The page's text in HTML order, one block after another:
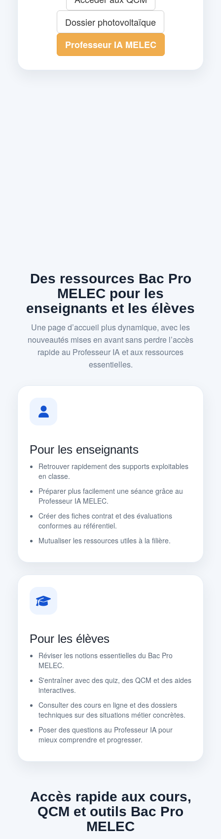
Dossier photovoltaïque
Professeur IA MELEC
Des ressources Bac Pro
MELEC pour les
enseignants et les élèves
Une page d’accueil plus dynamique, avec les
nouveautés mises en avant sans perdre l’accès
rapide au Professeur IA et aux ressources
essentielles.
Pour les enseignants
Retrouver rapidement des supports exploitables
en classe.
Préparer plus facilement une séance grâce au
Professeur IA MELEC.
Créer des fiches contrat et des évaluations
conformes au référentiel.
Mutualiser les ressources utiles à la filière.
Pour les élèves
Réviser les notions essentielles du Bac Pro
MELEC.
S'entraîner avec des quiz, des QCM et des aides
interactives.
Consulter des cours en ligne et des dossiers
techniques sur des situations métier concrètes.
Poser des questions au Professeur IA pour
mieux comprendre et progresser.
Accès rapide aux cours,
QCM et outils Bac Pro
MELEC